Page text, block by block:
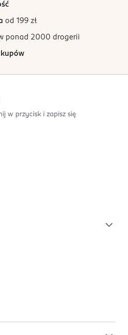
od 199 zł
ponad 2000 drogerii
w przycisk i zapisz się